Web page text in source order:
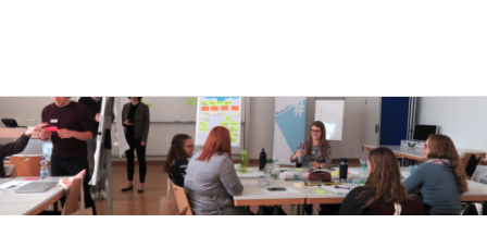
Inhalt
springen
am
Campus
Lingen
e.V.